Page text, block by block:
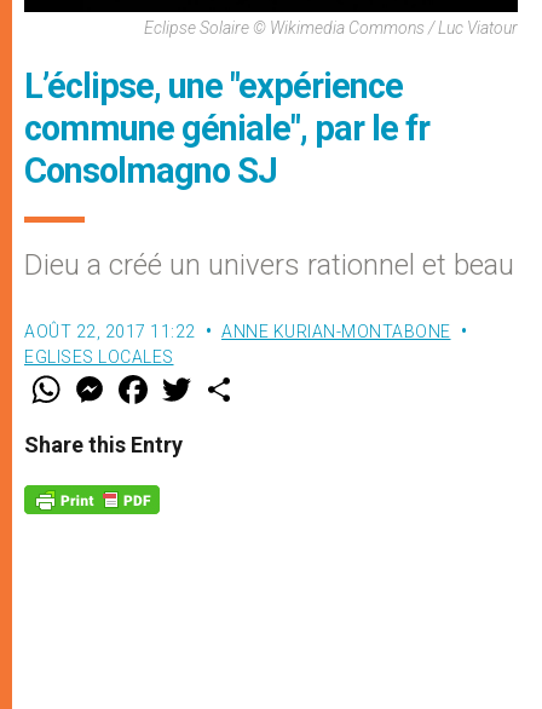
Eclipse Solaire © Wikimedia Commons / Luc Viatour
L’éclipse, une "expérience
commune géniale", par le fr
Consolmagno SJ
Dieu a créé un univers rationnel et beau
AOÛT 22, 2017 11:22
ANNE KURIAN-MONTABONE
EGLISES LOCALES
W
t
s
p
p
M
e
s
e
g
e
F
a
e
b
o
k
w
Share this Entry